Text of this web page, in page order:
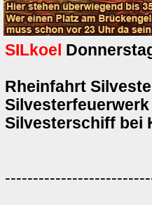
SILkoel
Rheinfahrt
Silvesterfeuerwerk
Silvesterschiff bei